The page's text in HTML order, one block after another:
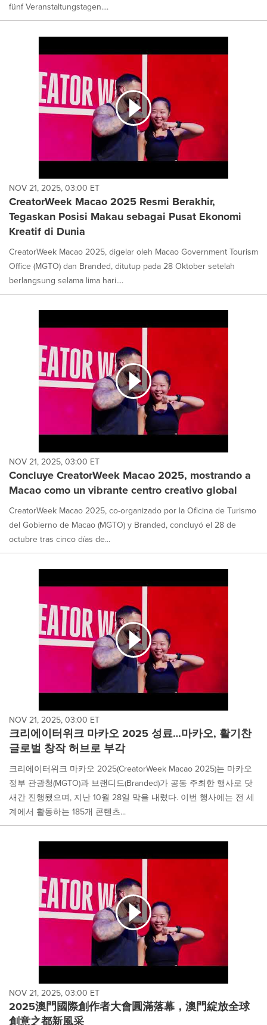
fünf Veranstaltungstagen....
NOV 21, 2025, 03:00 ET
CreatorWeek Macao 2025 Resmi Berakhir,
Tegaskan Posisi Makau sebagai Pusat Ekonomi
Kreatif di Dunia
CreatorWeek Macao 2025, digelar oleh Macao Government Tourism
Office (MGTO) dan Branded, ditutup pada 28 Oktober setelah
berlangsung selama lima hari....
NOV 21, 2025, 03:00 ET
Concluye CreatorWeek Macao 2025, mostrando a
Macao como un vibrante centro creativo global
CreatorWeek Macao 2025, co-organizado por la Oficina de Turismo
del Gobierno de Macao (MGTO) y Branded, concluyó el 28 de
octubre tras cinco días de...
NOV 21, 2025, 03:00 ET
크리에이터위크 마카오 2025 성료…마카오, 활기찬
글로벌 창작 허브로 부각
크리에이터위크 마카오 2025(CreatorWeek Macao 2025)는 마카오
정부 관광청(MGTO)과 브랜디드(Branded)가 공동 주최한 행사로 닷
새간 진행됐으며, 지난 10월 28일 막을 내렸다. 이번 행사에는 전 세
계에서 활동하는 185개 콘텐츠...
NOV 21, 2025, 03:00 ET
2025澳門國際創作者大會圓滿落幕，澳門綻放全球
創意之都新風采